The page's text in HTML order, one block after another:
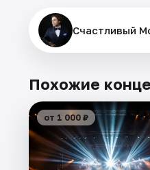
Cчастливый
Похожие
от 1 000 ₽